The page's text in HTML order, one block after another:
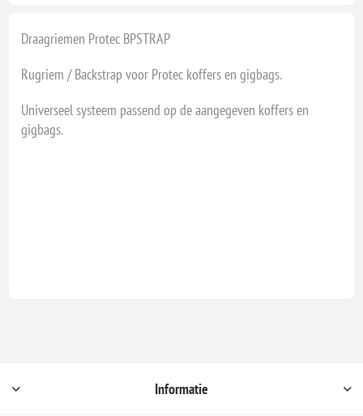
Draagriemen Protec BPSTRAP
Rugriem / Backstrap voor Protec koffers en gigbags.
Universeel systeem passend op de aangegeven koffers en
gigbags.
Informatie